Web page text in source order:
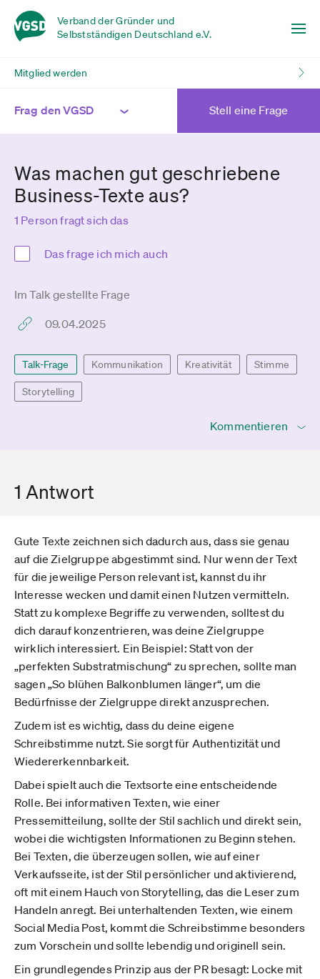
Verband der Gründer und
Selbstständigen Deutschland e.V.
Mitglied werden
Frag den VGSD Stell eine Frage
Was machen gut geschriebene
Business-Texte aus?
1 Person fragt sich das
Das frage ich mich auch
Im Talk gestellte Frage
09.04.2025
Talk-Frage Kommunikation Kreativität Stimme
Storytelling
Kommentieren
1 Antwort
Gute Texte zeichnen sich dadurch aus, dass sie genau
auf die Zielgruppe abgestimmt sind. Nur wenn der Text
für die jeweilige Person relevant ist, kannst du ihr
Interesse wecken und damit einen Nutzen vermitteln.
Statt zu komplexe Begriffe zu verwenden, solltest du
dich darauf konzentrieren, was deine Zielgruppe
wirklich interessiert. Ein Beispiel: Statt von der
„perfekten Substratmischung“ zu sprechen, sollte man
sagen „So blühen Balkonblumen länger“, um die
Bedürfnisse der Zielgruppe direkt anzusprechen.
Zudem ist es wichtig, dass du deine eigene
Schreibstimme nutzt. Sie sorgt für Authentizität und
Wiedererkennbarkeit.
Dabei spielt auch die Textsorte eine entscheidende
Rolle. Bei informativen Texten, wie einer
Pressemitteilung, sollte der Stil sachlich und direkt sein,
wobei die wichtigsten Informationen zu Beginn stehen.
Bei Texten, die überzeugen sollen, wie auf einer
Verkaufsseite, ist der Stil persönlicher und aktivierend,
oft mit einem Hauch von Storytelling, das die Leser zum
Handeln anregt. Bei unterhaltenden Texten, wie einem
Social Media Post, kommt die Schreibstimme besonders
zum Vorschein und sollte lebendig und originell sein.
Ein grundlegendes Prinzip aus der PR besagt: Locke mit